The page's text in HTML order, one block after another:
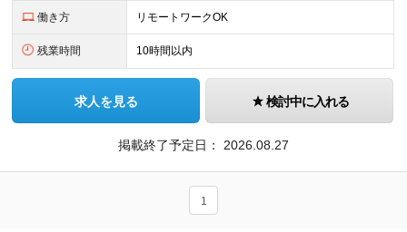
働き方 リモートワークOK
残業時間 10時間以内
求人を見る 検討中に入れる
掲載終了予定日： 2026.08.27
1